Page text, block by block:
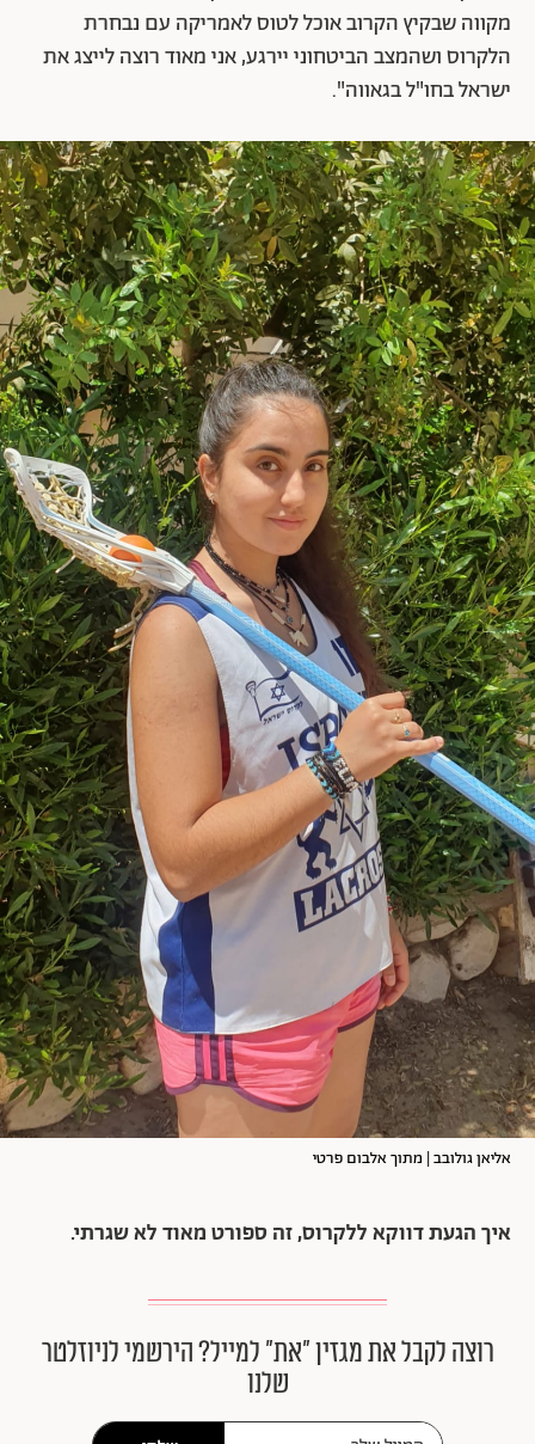
מקווה שבקיץ הקרוב אוכל לטוס לאמריקה עם נבחרת
הלקרוס ושהמצב הביטחוני יירגע, אני מאוד רוצה לייצג את
ישראל בחו"ל בגאווה".
אליאן גולובב | מתוך אלבום פרטי
איך הגעת דווקא ללקרוס, זה ספורט מאוד לא שגרתי.
רוצה לקבל את מגזין ״את״ למייל? הירשמי לניוזלטר
שלנו